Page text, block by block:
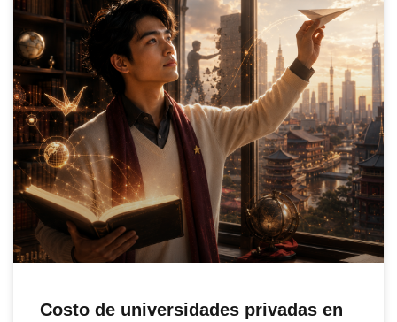
Costo de universidades privadas en